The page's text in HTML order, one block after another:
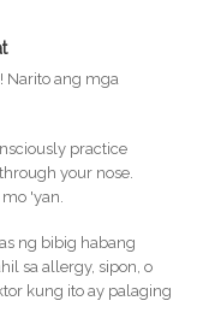
Narito ang mga
practice
your nose.
'yan.
ng bibig habang
sa allergy, sipon, o
kung ito ay palaging